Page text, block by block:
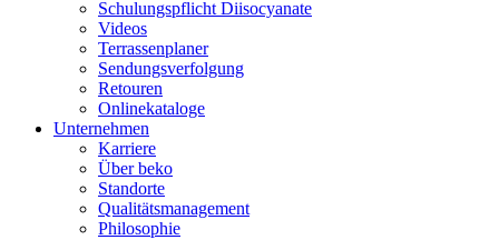
Schulungspflicht Diisocyanate
Videos
Terrassenplaner
Sendungsverfolgung
Retouren
Onlinekataloge
Unternehmen
Karriere
Über beko
Standorte
Qualitätsmanagement
Philosophie